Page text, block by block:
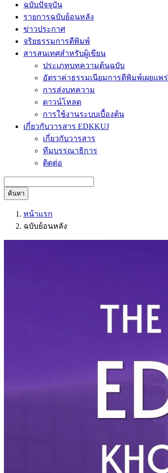
ฉบับปัจจุบัน
รายการฉบับย้อนหลัง
ข่าวประกาศ
จริยธรรมการตีพิมพ์
สารสนเทศสำหรับผู้เขียน
ประเภทบทความต้นฉบับ
อัตราค่าธรรมเนียมการตีพิมพ์เผยแพร่
การส่งบทความ
ดาวน์โหลด
การใช้งานระบบเบื้องต้น
เกี่ยวกับวารสาร EDKKUJ
เกี่ยวกับวารสาร
ทีมบรรณาธิการ
ติดต่อ
ค้นหา
หน้าแรก
ฉบับย้อนหลัง